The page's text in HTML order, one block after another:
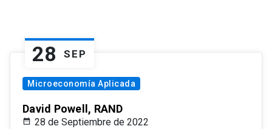
28 SEP
Microeconomía Aplicada
David Powell, RAND
28 de Septiembre de 2022